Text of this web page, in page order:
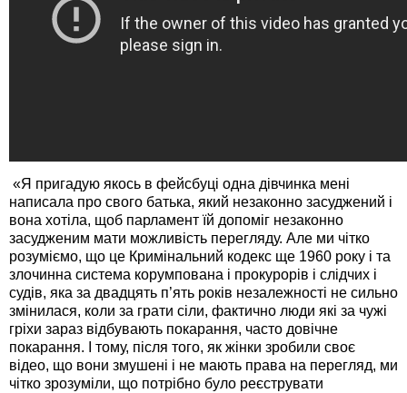
«Я пригадую якось в фейсбуці одна дівчинка мені
написала про свого батька, який незаконно засуджений і
вона хотіла, щоб парламент їй допоміг незаконно
засудженим мати можливість перегляду. Але ми чітко
розуміємо, що це Кримінальний кодекс ще 1960 року і та
злочинна система корумпована і прокурорів і слідчих і
судів, яка за двадцять п’ять років незалежності не сильно
змінилася, коли за грати сіли, фактично люди які за чужі
гріхи зараз відбувають покарання, часто довічне
покарання. І тому, після того, як жінки зробили своє
відео, що вони змушені і не мають права на перегляд, ми
чітко зрозуміли, що потрібно було реєструвати